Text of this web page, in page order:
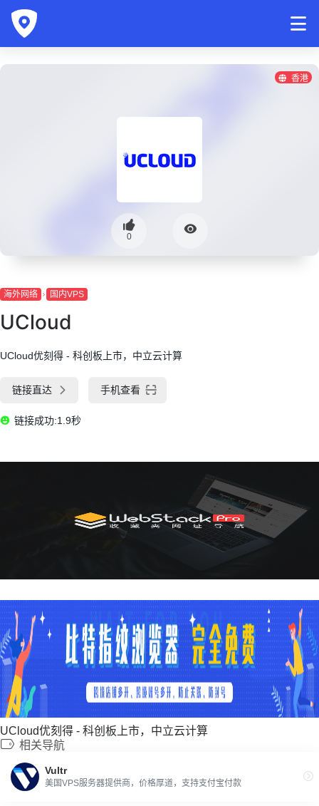
香港
0
海外网络 国内VPS
UCloud
UCloud优刻得 - 科创板上市，中立云计算
链接直达 手机查看
链接成功:1.9秒
UCloud优刻得 - 科创板上市，中立云计算
相关导航
Vultr
美国VPS服务器提供商，价格厚道，支持支付宝付款